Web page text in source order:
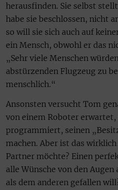
herausfinden. Sie selbst
habe sie beschlossen, nicht
so will sie sich auch auf
ein Mensch, obwohl er das
„Sehr viele Menschen
abstürzenden Flugzeug zu
menschlich.“
Ansonsten versucht Tom
von einem Roboter
programmiert, seinen
machen. Aber ist das wirklich
Partner möchte? Einen
alle Wünsche von den
als dem anderen gefallen